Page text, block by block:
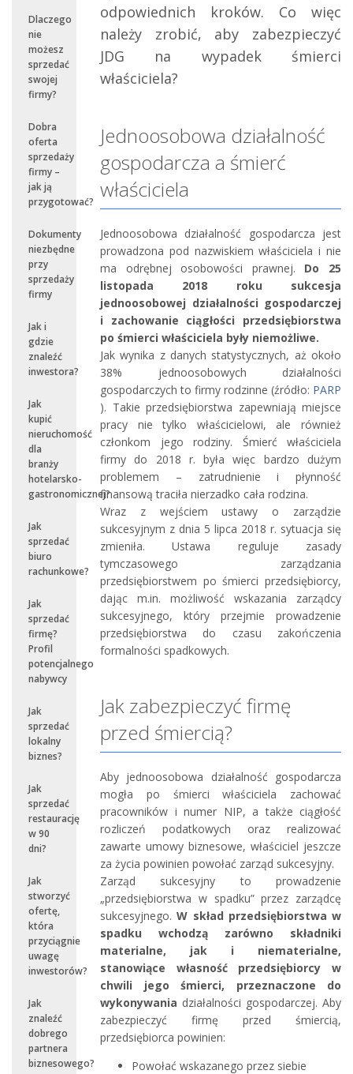
Dlaczego
nie
możesz
sprzedać
swojej
firmy?
Dobra
oferta
sprzedaży
firmy –
jak ją
przygotować?
Dokumenty
niezbędne
przy
sprzedaży
firmy
Jak i
gdzie
znaleźć
inwestora?
Jak
kupić
nieruchomość
dla
branży
hotelarsko-
gastronomicznej?
Jak
sprzedać
biuro
rachunkowe?
Jak
sprzedać
firmę?
Profil
potencjalnego
nabywcy
Jak
sprzedać
lokalny
biznes?
Jak
sprzedać
restaurację
w 90
dni?
Jak
stworzyć
ofertę,
która
przyciągnie
uwagę
inwestorów?
Jak
znaleźć
dobrego
partnera
biznesowego?
odpowiednich kroków. Co więc
należy zrobić, aby zabezpieczyć
JDG na wypadek śmierci
właściciela?
Jednoosobowa działalność
gospodarcza a śmierć
właściciela
Jednoosobowa działalność gospodarcza jest
prowadzona pod nazwiskiem właściciela i nie
ma odrębnej osobowości prawnej. Do 25
listopada 2018 roku sukcesja
jednoosobowej działalności gospodarczej
i zachowanie ciągłości przedsiębiorstwa
po śmierci właściciela były niemożliwe.
Jak wynika z danych statystycznych, aż około
38% jednoosobowych działalności
gospodarczych to firmy rodzinne (źródło: PARP
). Takie przedsiębiorstwa zapewniają miejsce
pracy nie tylko właścicielowi, ale również
członkom jego rodziny. Śmierć właściciela
firmy do 2018 r. była więc bardzo dużym
problemem – zatrudnienie i płynność
finansową traciła nierzadko cała rodzina.
Wraz z wejściem ustawy o zarządzie
sukcesyjnym z dnia 5 lipca 2018 r. sytuacja się
zmieniła. Ustawa reguluje zasady
tymczasowego zarządzania
przedsiębiorstwem po śmierci przedsiębiorcy,
dając m.in. możliwość wskazania zarządcy
sukcesyjnego, który przejmie prowadzenie
przedsiębiorstwa do czasu zakończenia
formalności spadkowych.
Jak zabezpieczyć firmę
przed śmiercią?
Aby jednoosobowa działalność gospodarcza
mogła po śmierci właściciela zachować
pracowników i numer NIP, a także ciągłość
rozliczeń podatkowych oraz realizować
zawarte umowy biznesowe, właściciel jeszcze
za życia powinien powołać zarząd sukcesyjny.
Zarząd sukcesyjny to prowadzenie
„przedsiębiorstwa w spadku” przez zarządcę
sukcesyjnego.W skład przedsiębiorstwa w
spadku wchodzą zarówno składniki
materialne, jak i niematerialne,
stanowiące własność przedsiębiorcy w
chwili jego śmierci, przeznaczone do
wykonywania działalności gospodarczej. Aby
zabezpieczyć firmę przed śmiercią,
przedsiębiorca powinien:
Powołać wskazanego przez siebie